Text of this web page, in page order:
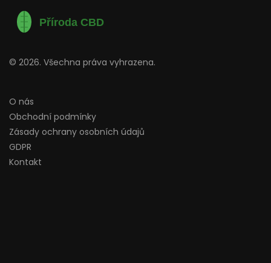
© 2026. Všechna práva vyhrazena.
O nás
Obchodní podmínky
Zásady ochrany osobních údajů
GDPR
Kontakt